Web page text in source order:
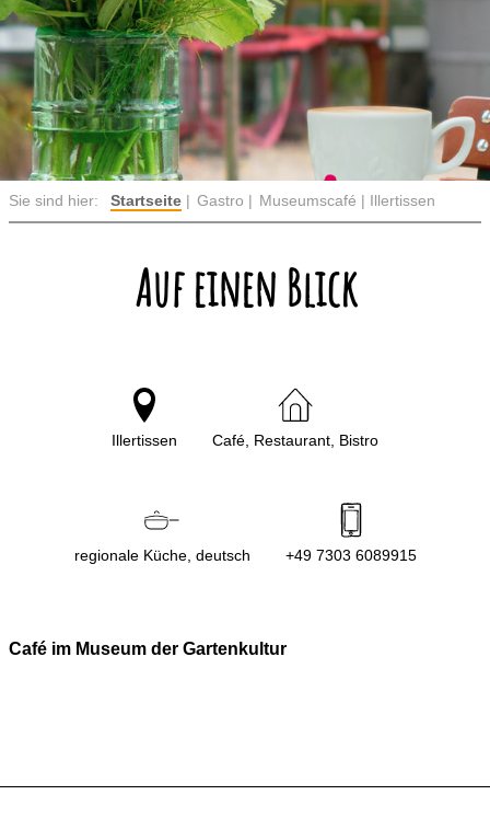
Sie sind hier: Startseite Gastro Museumscafé | Illertissen
Auf einen Blick
Illertissen Café, Restaurant, Bistro
regionale Küche, deutsch +49 7303 6089915
Café im Museum der Gartenkultur